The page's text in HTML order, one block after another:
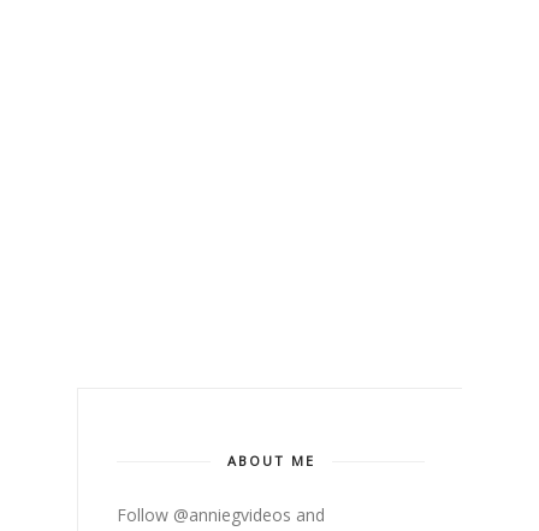
ABOUT ME
Follow @anniegvideos and